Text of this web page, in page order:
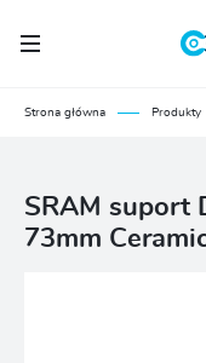
Strona główna Produkty
SRAM suport
73mm